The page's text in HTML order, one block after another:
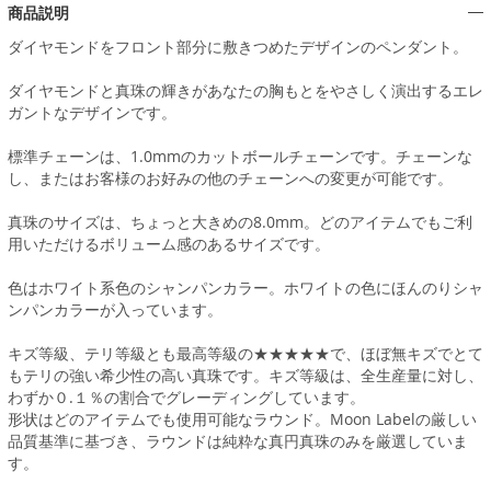
商品説明
ダイヤモンドをフロント部分に敷きつめたデザインのペンダント。
ダイヤモンドと真珠の輝きがあなたの胸もとをやさしく演出するエレ
ガントなデザインです。
標準チェーンは、1.0mmのカットボールチェーンです。チェーンな
し、またはお客様のお好みの他のチェーンへの変更が可能です。
真珠のサイズは、ちょっと大きめの8.0mm。どのアイテムでもご利
用いただけるボリューム感のあるサイズです。
色はホワイト系色のシャンパンカラー。ホワイトの色にほんのりシャ
ンパンカラーが入っています。
キズ等級、テリ等級とも最高等級の★★★★★で、ほぼ無キズでとて
もテリの強い希少性の高い真珠です。キズ等級は、全生産量に対し、
わずか０.１％の割合でグレーディングしています。
形状はどのアイテムでも使用可能なラウンド。Moon Labelの厳しい
品質基準に基づき、ラウンドは純粋な真円真珠のみを厳選していま
す。